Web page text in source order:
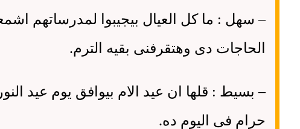
– سهل : ما كل العيال بيجيبوا لمدرساتهم
الحاجات دى وهتقرفنى بقيه الترم.
– بسيط : قلها ان عيد الام بيوافق يوم عيد
حرام فى اليوم ده.